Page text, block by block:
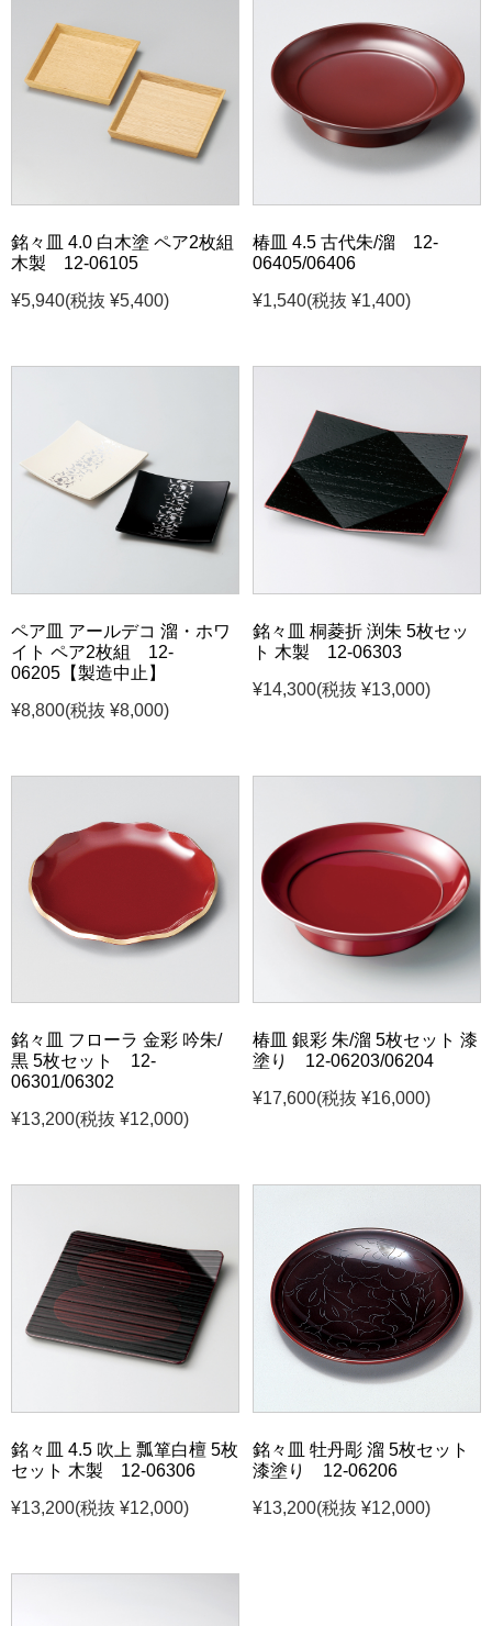
銘々皿 4.0 白木塗 ペア2枚組
木製 12-06105
¥5,940(税抜 ¥5,400)
椿皿 4.5 古代朱/溜 12-
06405/06406
¥1,540(税抜 ¥1,400)
ペア皿 アールデコ 溜・ホワ
イト ペア2枚組 12-
06205【製造中止】
¥8,800(税抜 ¥8,000)
銘々皿 桐菱折 渕朱 5枚セッ
ト 木製 12-06303
¥14,300(税抜 ¥13,000)
銘々皿 フローラ 金彩 吟朱/
黒 5枚セット 12-
06301/06302
¥13,200(税抜 ¥12,000)
椿皿 銀彩 朱/溜 5枚セット 漆
塗り 12-06203/06204
¥17,600(税抜 ¥16,000)
銘々皿 4.5 吹上 瓢箪白檀 5枚
セット 木製 12-06306
¥13,200(税抜 ¥12,000)
銘々皿 牡丹彫 溜 5枚セット
漆塗り 12-06206
¥13,200(税抜 ¥12,000)